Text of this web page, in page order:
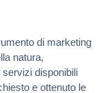
di marketing
natura,
disponibili
e ottenuto le